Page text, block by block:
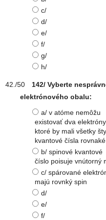
c/
d/
e/
f/
g/
h/
142/ Vyberte
elektrónového obalu:
a/ v atóme nemôžu
existovať dva
ktoré by mali všetky
kvantové čísla rovnaké
b/ spinové kvantové
číslo poisuje vnútorný
c/ spárované
majú rovnký spin
d/
e/
f/